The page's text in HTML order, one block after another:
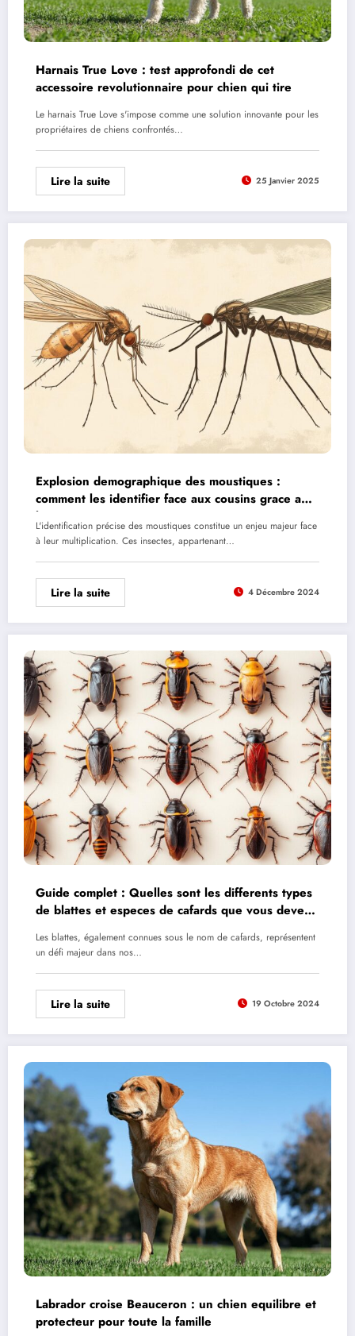
Harnais True Love : test approfondi de cet
accessoire revolutionnaire pour chien qui tire
Le harnais True Love s'impose comme une solution innovante pour les
propriétaires de chiens confrontés…
Lire la suite 25 Janvier 2025
Explosion demographique des moustiques :
comment les identifier face aux cousins grace a
leur anatomie
L'identification précise des moustiques constitue un enjeu majeur face
à leur multiplication. Ces insectes, appartenant…
Lire la suite 4 Décembre 2024
Guide complet : Quelles sont les differents types
de blattes et especes de cafards que vous devez
Les blattes, également connues sous le nom de cafards, représentent
un défi majeur dans nos…
Lire la suite 19 Octobre 2024
Labrador croise Beauceron : un chien equilibre et
protecteur pour toute la famille